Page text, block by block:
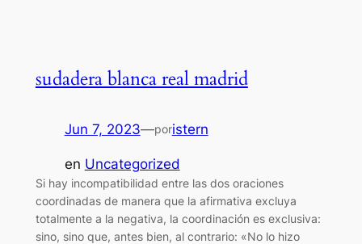
sudadera blanca real madrid
Jun 7, 2023—poristern
en Uncategorized
Si hay incompatibilidad entre las dos oraciones
coordinadas de manera que la afirmativa excluya
totalmente a la negativa, la coordinación es exclusiva:
sino, sino que, antes bien, al contrario: «No lo hizo